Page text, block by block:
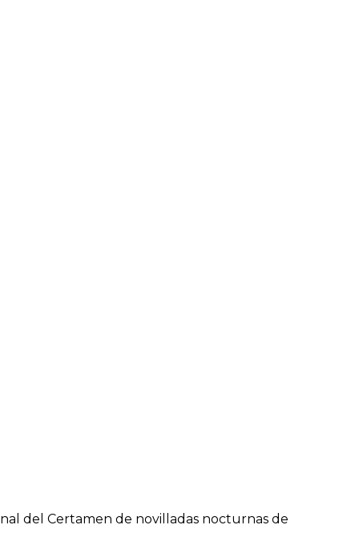
del Certamen de novilladas nocturnas de